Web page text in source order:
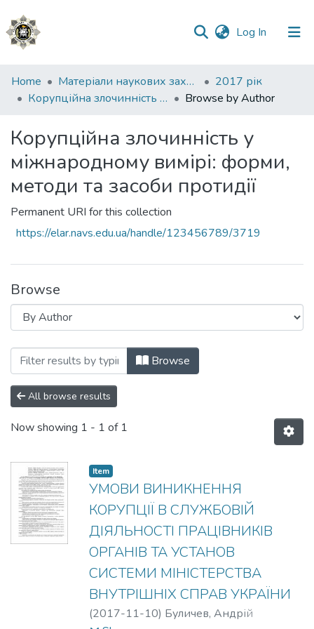
Log In (current)
Communities
&
All of DSpace
Home Матеріали наукових заходів
2017 рік
Корупційна злочинність у міжнародному вимірі: форми, методи та засоби протидії
Browse by Author
Корупційна злочинність у
міжнародному вимірі: форми,
методи та засоби протидії
Permanent URI for this collection
https://elar.navs.edu.ua/handle/123456789/3719
Browse
Browsing Корупційна злочинність у
Browse
All browse results
Now showing 1 - 1 of 1
Item
УМОВИ ВИНИКНЕННЯ
КОРУПЦІЇ В СЛУЖБОВІЙ
ДІЯЛЬНОСТІ ПРАЦІВНИКІВ
ОРГАНІВ ТА УСТАНОВ
СИСТЕМИ МІНІСТЕРСТВА
ВНУТРІШНІХ СПРАВ УКРАЇНИ
(2017-11-10) Буличев, Андрій